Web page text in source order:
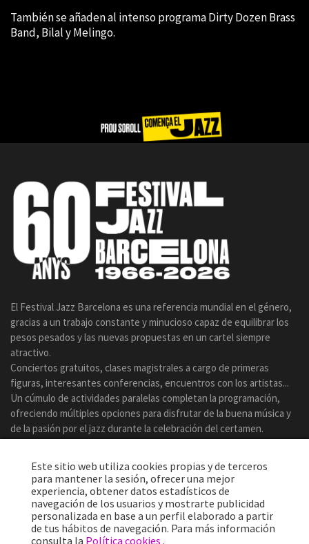
También se añaden al intenso programa Dirty Dozen Brass
Band, Bilal y Melingo.
El Festival Jazz Barcelona es una referencia mundial en el género,
gracias a un trabajo constante y minucioso capaz de equilibrar los
pesos pesados y las nuevas propuestas en un cartel siempre
atractivo.
Conciertos gratuitos, clases magistrales a cargo de primeras
figuras, interesantes conferencias, encuentros con los artistas...
Un cúmulo de actividades paralelas completan la programación,
ofreciendo múltiples opciones para disfrutar de la buena música y
de la pasión por el jazz durante la celebración del certamen.
Este sitio web utiliza cookies propias y de terceros
para mantener la sesión, ofrecer una mejor
experiencia, obtener datos estadísticos de
navegación de los usuarios y mostrarte publicidad
personalizada en base a un perfil elaborado a partir
de tus hábitos de navegación. Para más información
consulta la Política cookies .